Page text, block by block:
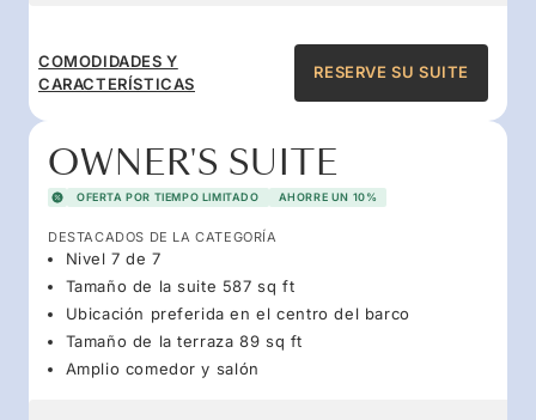
COMODIDADES Y
CARACTERÍSTICAS
RESERVE SU SUITE
OWNER'S SUITE
OFERTA POR TIEMPO LIMITADO AHORRE UN 10%
DESTACADOS DE LA CATEGORÍA
Nivel 7 de 7
Tamaño de la suite 587 sq ft
Ubicación preferida en el centro del barco
Tamaño de la terraza 89 sq ft
Amplio comedor y salón